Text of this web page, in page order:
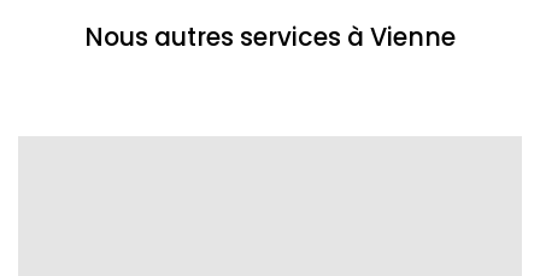
Nous autres services à Vienne